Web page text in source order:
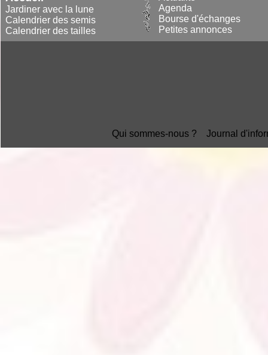
Jardiner avec la lune
Calendrier des semis
Calendrier des tailles
Agenda
Bourse d'échanges
Petites annonces
Qui sommes-nous ? Journal